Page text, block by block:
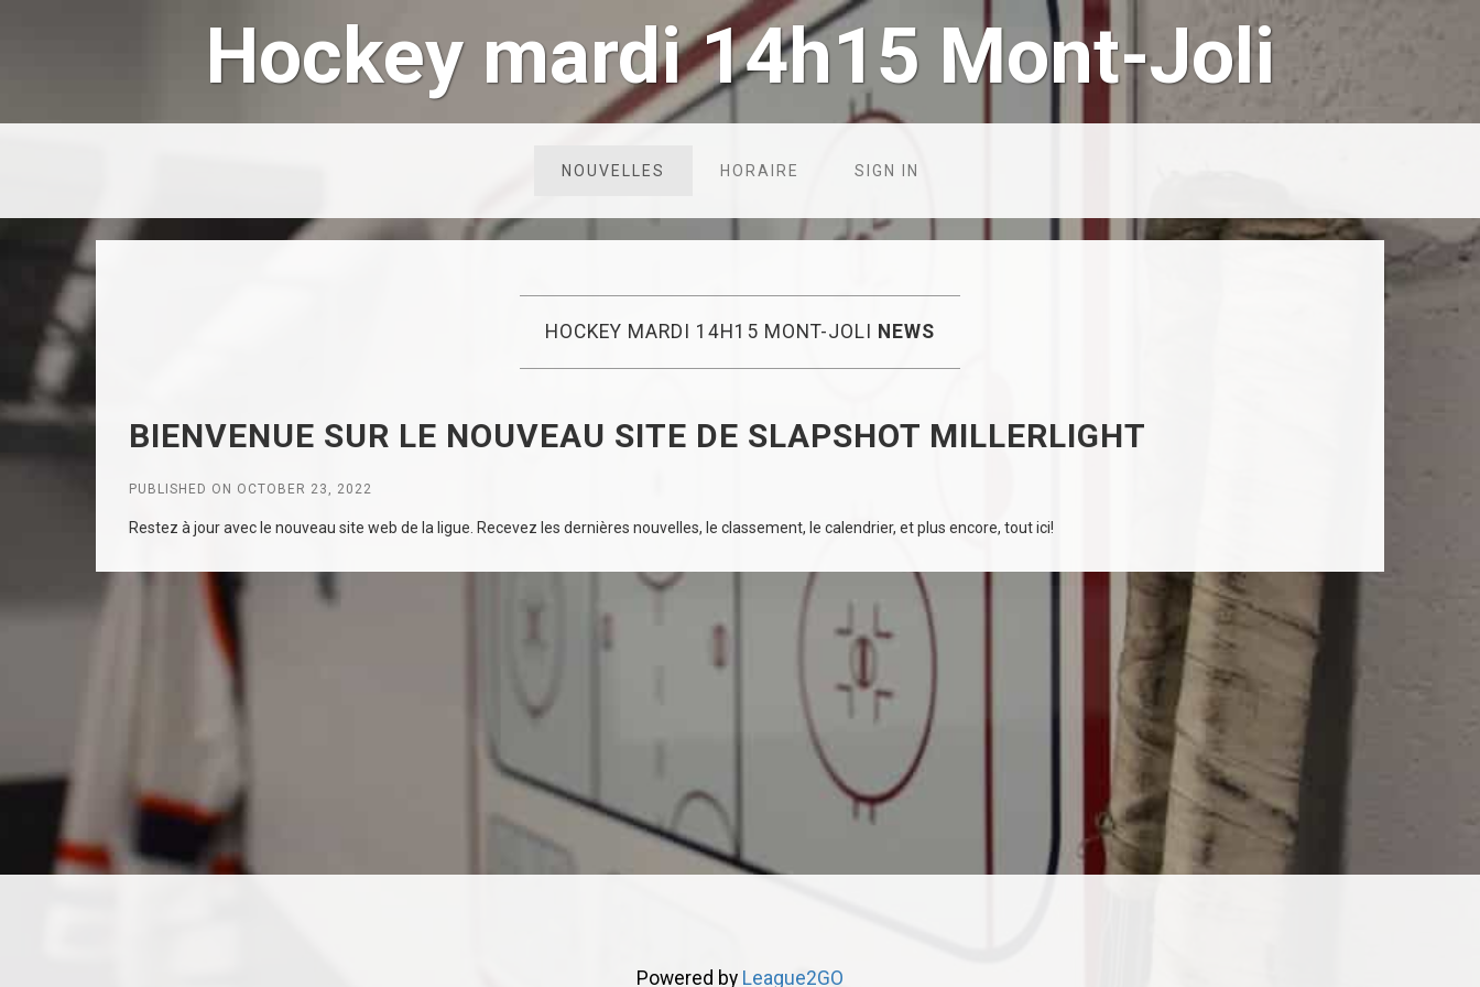
Hockey mardi 14h15 Mont-Joli
NOUVELLES HORAIRE SIGN IN
HOCKEY MARDI 14H15 MONT-JOLI NEWS
BIENVENUE SUR LE NOUVEAU SITE DE SLAPSHOT MILLERLIGHT
PUBLISHED ON OCTOBER 23, 2022
Restez à jour avec le nouveau site web de la ligue. Recevez les dernières nouvelles, le classement, le calendrier, et plus encore, tout ici!
Powered by League2GO